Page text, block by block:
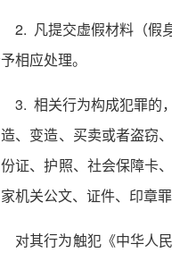
2. 凡提交虚假材料（假
相应处理。
3. 相关行为构成犯罪的
、变造、买卖或者盗窃
证、护照、社会保障卡
机关公文、证件、印章
对其行为触犯《中华人